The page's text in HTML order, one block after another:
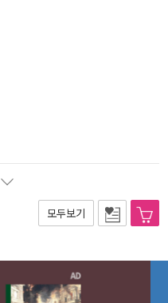
모두보기